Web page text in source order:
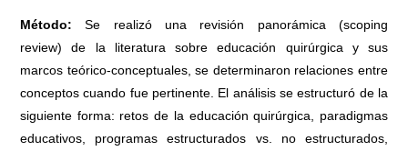
Método: Se realizó una revisión panorámica (scoping
review) de la literatura sobre educación quirúrgica y sus
marcos teórico-conceptuales, se determinaron relaciones entre
conceptos cuando fue pertinente. El análisis se estructuró de la
siguiente forma: retos de la educación quirúrgica, paradigmas
educativos, programas estructurados vs. no estructurados,